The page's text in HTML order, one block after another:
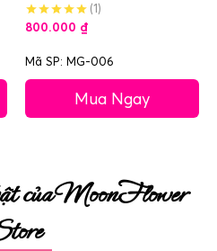
(1)
800.000 ₫
Mã SP: MG-006
Mua Ngay
của MoonFlower